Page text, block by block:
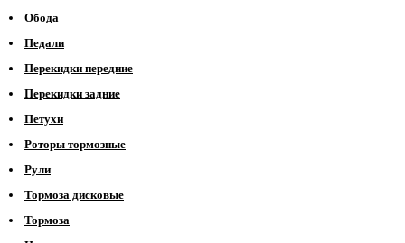
Обода
Педали
Перекидки передние
Перекидки задние
Петухи
Роторы тормозные
Рули
Тормоза дисковые
Тормоза